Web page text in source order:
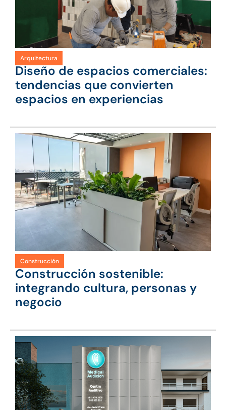
Arquitectura
Diseño de espacios comerciales:
tendencias que convierten
espacios en experiencias
Construcción
Construcción sostenible:
integrando cultura, personas y
negocio